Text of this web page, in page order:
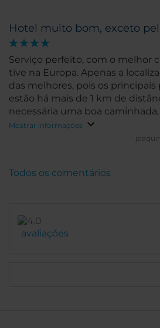
Hotel muito bom, exceto
Serviço perfeito, com o melhor
tive na Europa. Apenas a
das melhores, pois os
estão há mais de 1 km de
necessária uma boa
pegar um bonde toda vez que
centro. No entanto, como lá no
muito luxuosos, acredito que
Mostrar informações
avaliações
Todos os comentários